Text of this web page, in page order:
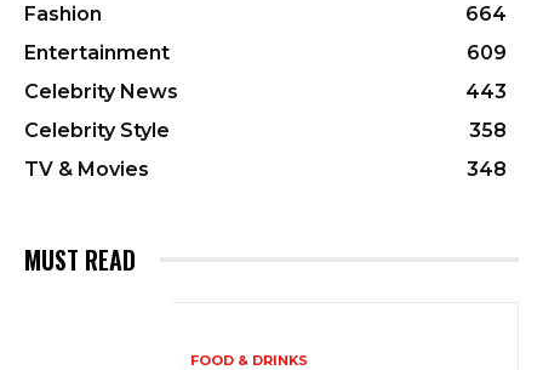
Fashion
664
Entertainment
609
Celebrity News
443
Celebrity Style
358
TV & Movies
348
MUST READ
FOOD & DRINKS